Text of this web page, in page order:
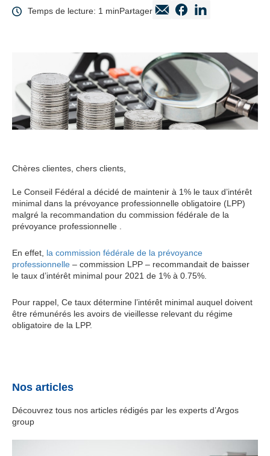
Temps de lecture: 1 minPartager
Chères clientes, chers clients,
Le Conseil Fédéral a décidé de maintenir à 1% le taux d’intérêt
minimal dans la prévoyance professionnelle obligatoire (LPP)
malgré la recommandation du commission fédérale de la
prévoyance professionnelle .
En effet, la commission fédérale de la prévoyance
professionnelle – commission LPP – recommandait de baisser
le taux d’intérêt minimal pour 2021 de 1% à 0.75%.
Pour rappel, Ce taux détermine l’intérêt minimal auquel doivent
être rémunérés les avoirs de vieillesse relevant du régime
obligatoire de la LPP.
Nos articles
Découvrez tous nos articles rédigés par les experts d’Argos
group